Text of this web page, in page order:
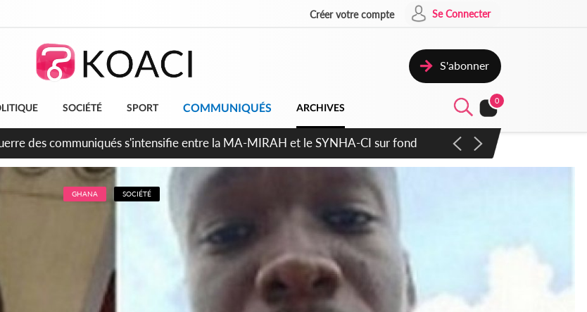
Créer votre compte Se Connecter
S'abonner
SOCIÉTÉ SPORT COMMUNIQUÉS ARCHIVES
0
2026, Thiam plaide pour un environnement démocratique plus apaisé
GHANA SOCIÉTÉ